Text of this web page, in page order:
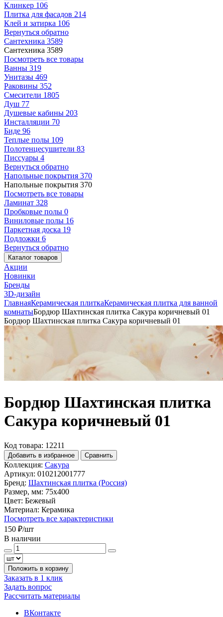
Клинкер 106
Плитка для фасадов 214
Клей и затирка 106
Вернуться обратно
Сантехника 3589
Сантехника 3589
Посмотреть все товары
Ванны 319
Унитазы 469
Раковины 352
Смесители 1805
Душ 77
Душевые кабины 203
Инсталляции 70
Биде 96
Теплые полы 109
Полотенцесушители 83
Писсуары 4
Вернуться обратно
Напольные покрытия 370
Напольные покрытия 370
Посмотреть все товары
Ламинат 328
Пробковые полы 0
Виниловые полы 16
Паркетная доска 19
Подложки 6
Вернуться обратно
Каталог товаров
Акции
Новинки
Бренды
3D-дизайн
ГлавнаяКерамическая плиткаКерамическая плитка для ванной
комнатыБордюр Шахтинская плитка Сакура коричневый 01
Бордюр Шахтинская плитка Сакура коричневый 01
Бордюр Шахтинская плитка
Сакура коричневый 01
Код товара: 12211
Добавить в избранное Сравнить
Коллекция: Сакура
Артикул: 010212001777
Бренд: Шахтинская плитка (Россия)
Размер, мм: 75x400
Цвет: Бежевый
Материал: Керамика
Посмотреть все характеристики
150 ₽/шт
В наличии
Положить в корзину
Заказать в 1 клик
Задать вопрос
Рассчитать материалы
ВКонтакте